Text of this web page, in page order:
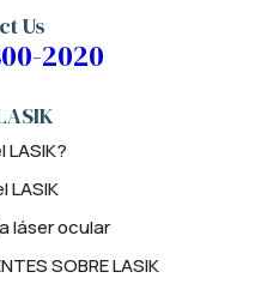
LASIK?
LASIK
láser ocular
SOBRE LASIK
Us
2020